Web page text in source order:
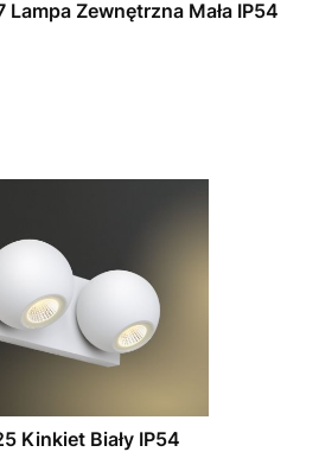
Zewnętrzna Mała IP54
Kinkiet Biały IP54